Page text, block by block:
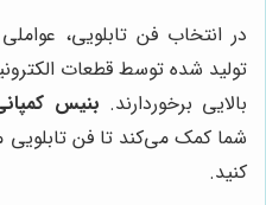
در انتخاب فن تابلویی، عواملی
تولید شده توسط قطعات
بالایی برخوردارند. بنیس
شما کمک می‌کند تا فن تابلویی
کنید.